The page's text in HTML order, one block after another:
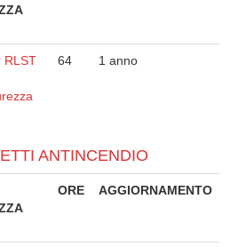
RLST
64 1 anno
ANTINCENDIO
ORE AGGIORNAMENTO